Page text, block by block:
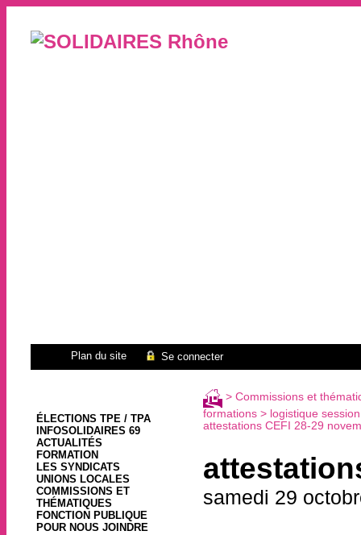
Plan du site Se connecter
ÉLECTIONS TPE / TPA
INFOSOLIDAIRES 69
ACTUALITÉS
FORMATION
LES SYNDICATS
UNIONS LOCALES
COMMISSIONS ET
THÉMATIQUES
FONCTION PUBLIQUE
POUR NOUS JOINDRE
> Commissions et
formations> logistique
attestations CEFI 28-29
samedi 29